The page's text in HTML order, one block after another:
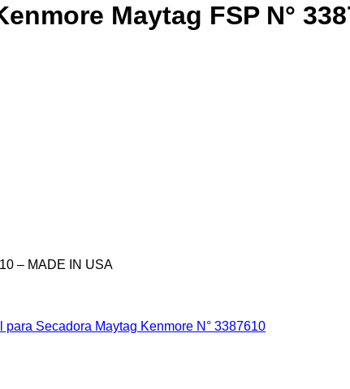
Maytag FSP N°
– MADE IN USA
para Secadora Maytag Kenmore N° 3387610